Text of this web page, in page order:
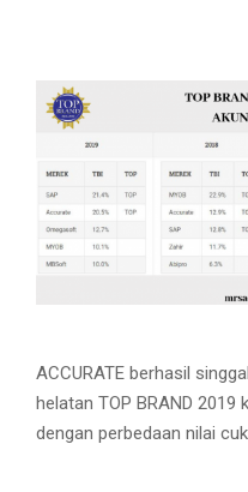
ACCURATE berhasil
helatan TOP BRAND 2019
dengan perbedaan nilai